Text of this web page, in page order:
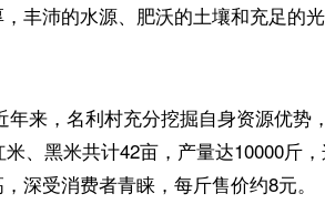
沛的水源、肥沃的土壤和充足的光
来，名利村充分挖掘自身资源优
、黑米共计42亩，产量达10000斤
深受消费者青睐，每斤售价约8元。